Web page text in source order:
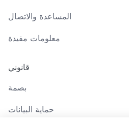
المساعدة والاتصال
معلومات مفيدة
قانوني
بصمة
حماية البيانات